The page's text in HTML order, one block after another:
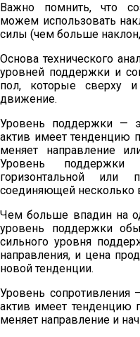
Важно помнить, что
можем использовать
силы (чем больше
Основа технического
уровней поддержки и
пол, которые сверху
движение.
Уровень поддержки —
актив имеет тенденцию
меняет направление
Уровень поддержки
горизонтальной или
соединяющей несколько
Чем больше впадин на
уровень поддержки
сильного уровня
направления, и цена
новой тенденции.
Уровень сопротивления
актив имеет тенденцию
меняет направление и